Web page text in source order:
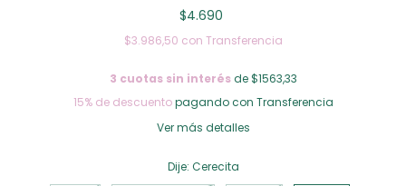
$4.690
$3.986,50 con Transferencia
3 cuotas sin interésde $1563,33
15% de descuentopagando con Transferencia
Ver más detalles
Dije: Cerecita